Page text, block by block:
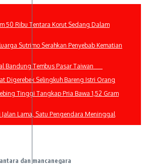
50 Ribu Tentara Korut Sedang Dalam
Sutrimo Serahkan Penyebab Kematian
Bandung Tembus Pasar Taiwan
Digerebek Selingkuh Bareng Istri Orang
Tinggi Tangkap Pria Bawa 1,52 Gram
Jalan Lama, Satu Pengendara Meninggal
dan mancanegara